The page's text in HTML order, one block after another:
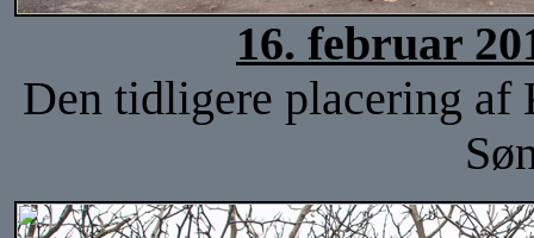
16. februar
Den tidligere placering